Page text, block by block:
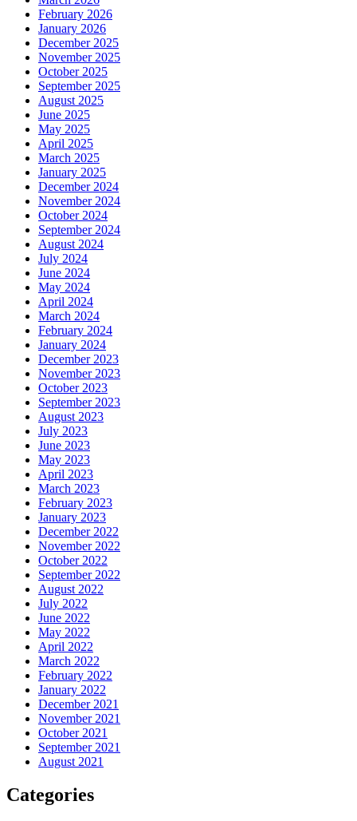
February 2026
January 2026
December 2025
November 2025
October 2025
September 2025
August 2025
June 2025
May 2025
April 2025
March 2025
January 2025
December 2024
November 2024
October 2024
September 2024
August 2024
July 2024
June 2024
May 2024
April 2024
March 2024
February 2024
January 2024
December 2023
November 2023
October 2023
September 2023
August 2023
July 2023
June 2023
May 2023
April 2023
March 2023
February 2023
January 2023
December 2022
November 2022
October 2022
September 2022
August 2022
July 2022
June 2022
May 2022
April 2022
March 2022
February 2022
January 2022
December 2021
November 2021
October 2021
September 2021
August 2021
Categories